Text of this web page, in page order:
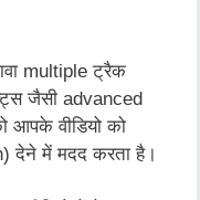
multipleट्रैक
जैसी advanced
आपके वीडियो को
देने में मदद करता है।